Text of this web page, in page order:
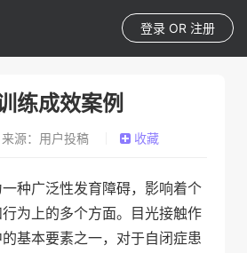
登录 OR 注册
练成效案例
来源：用户投稿 收藏
种广泛性发育障碍，影响着个
为上的多个方面。目光接触作
基本要素之一，对于自闭症患